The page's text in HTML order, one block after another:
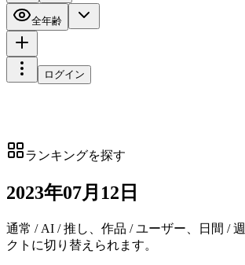
全年齢
ログイン
ランキングを探す
2023年07月 12日
通常 / AI / 推し、作品 / ユーザー、日間 /
クトに切り替えられます。